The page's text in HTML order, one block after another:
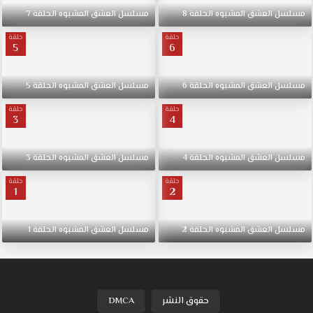
مسلسلالعشقالمشبوهالحلقة8 مسلسلالعشقالمشبوهالحلقة7
حلقة
6
مسلسلالعشقالمشبوهالحلقة6
حلقة
5
مسلسلالعشقالمشبوهالحلقة5
حلقة
4
مسلسلالعشقالمشبوهالحلقة4
حلقة
3
مسلسلالعشقالمشبوهالحلقة3
حلقة
2
مسلسلالعشقالمشبوهالحلقة2
حلقة
1
مسلسلالعشقالمشبوهالحلقة1
حقوق النشر DMCA